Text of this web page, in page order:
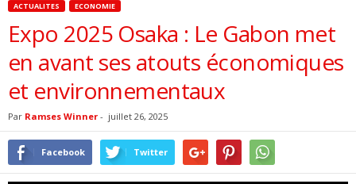
ACTUALITES ECONOMIE
Expo 2025 Osaka : Le Gabon met
en avant ses atouts économiques
et environnementaux
Par Ramses Winner - juillet 26, 2025
Facebook Twitter